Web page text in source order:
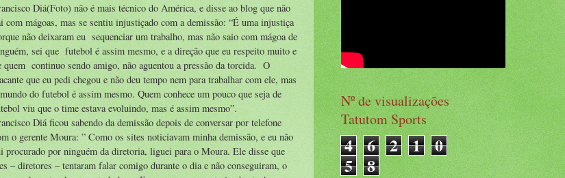
Diá(Foto) não é mais técnico do América, e disse ao blog que não
com mágoas, mas se sentiu injustiçado com a demissão: “É uma injustiça
não deixaram eu sequenciar um trabalho, mas não saio com mágoa de
sei que futebol é assim mesmo, e a direção que eu respeito muito e
quem continuo sendo amigo, não aguentou a pressão da torcida. O
que eu pedi chegou e não deu tempo nem para trabalhar com ele, mas
do futebol é assim mesmo. Quem conhece um pouco que seja de
viu que o time estava evoluindo, mas é assim mesmo”.
Diá ficou sabendo da demissão depois de conversar por telefone
o gerente Moura: ” Como os sites noticiavam minha demissão, e eu não
procurado por ninguém da diretoria, liguei para o Moura. Ele disse que
– diretores – tentaram falar comigo durante o dia e não conseguiram, o
Nº de visualizações
Tatutom Sports
4 6 2 1 0
5 8